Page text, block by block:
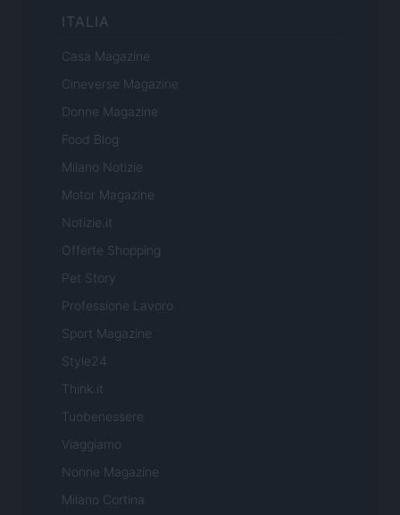
ITALIA
Casa Magazine
Cineverse Magazine
Donne Magazine
Food Blog
Milano Notizie
Motor Magazine
Notizie.it
Offerte Shopping
Pet Story
Professione Lavoro
Sport Magazine
Style24
Think.it
Tuobenessere
Viaggiamo
Nonne Magazine
Milano Cortina